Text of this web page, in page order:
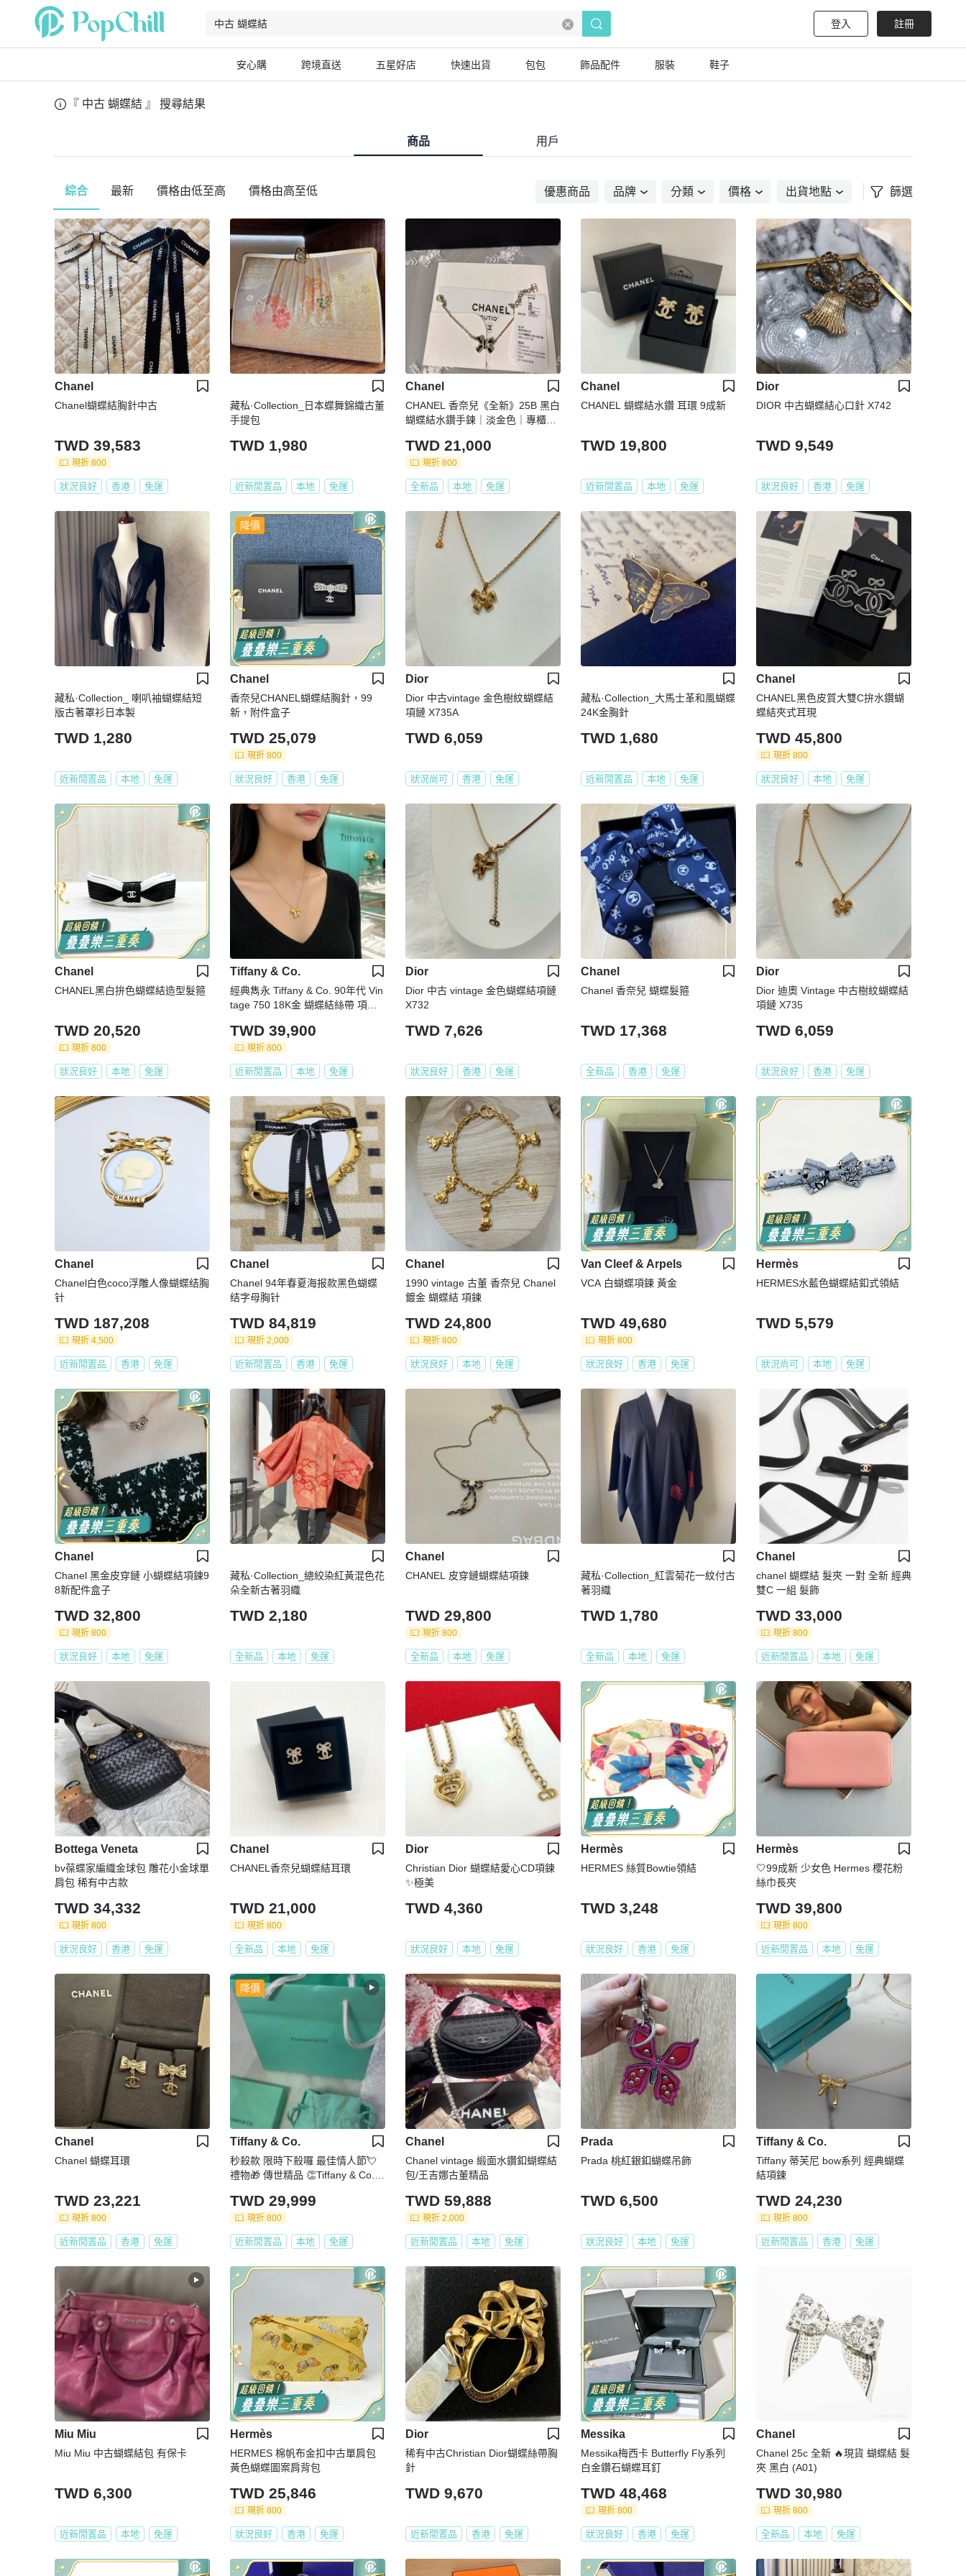
登入 註冊
安心購 跨境直送 五星好店 快速出貨 包包 飾品配件 服裝 鞋子
『 中古 蝴蝶結 』 搜尋結果
商品 用戶
綜合 最新 價格由低至高 價格由高至低 優惠商品 品牌 分類 價格 出貨地點 篩選
Chanel
Chanel蝴蝶結胸針中古
TWD 39,583
現折 800
狀況良好 香港 免運
藏私·Collection_日本蝶舞錦織古董
手提包
TWD 1,980
近新閒置品 本地 免運
Chanel
CHANEL 香奈兒《全新》25B 黑白
蝴蝶結水鑽手鍊｜淡金色｜專櫃購
TWD 21,000
現折 800
全新品 本地 免運
Chanel
CHANEL 蝴蝶結水鑽 耳環 9成新
TWD 19,800
近新閒置品 本地 免運
Dior
DIOR 中古蝴蝶結心口針 X742
TWD 9,549
狀況良好 香港 免運
藏私·Collection_ 喇叭袖蝴蝶結短
版古著罩衫日本製
TWD 1,280
近新閒置品 本地 免運
降價
Chanel
香奈兒CHANEL蝴蝶結胸針，99
新，附件盒子
TWD 25,079
現折 800
狀況良好 香港 免運
Dior
Dior 中古vintage 金色樹紋蝴蝶結
項鏈 X735A
TWD 6,059
狀況尚可 香港 免運
藏私·Collection_大馬士革和風蝴蝶
24K金胸針
TWD 1,680
近新閒置品 本地 免運
Chanel
CHANEL黑色皮質大雙C拚水鑽蝴
蝶結夾式耳現
TWD 45,800
現折 800
狀況良好 本地 免運
Chanel
CHANEL黑白拚色蝴蝶結造型髮箍
TWD 20,520
現折 800
狀況良好 本地 免運
Tiffany & Co.
經典雋永 Tiffany & Co. 90年代 Vin
tage 750 18K金 蝴蝶結絲帶 項鍊
TWD 39,900
現折 800
近新閒置品 本地 免運
Dior
Dior 中古 vintage 金色蝴蝶結項鏈
X732
TWD 7,626
狀況良好 香港 免運
Chanel
Chanel 香奈兒 蝴蝶髮箍
TWD 17,368
全新品 香港 免運
Dior
Dior 迪奧 Vintage 中古樹紋蝴蝶結
項鏈 X735
TWD 6,059
狀況良好 香港 免運
Chanel
Chanel白色coco浮雕人像蝴蝶结胸
针
TWD 187,208
現折 4,500
近新閒置品 香港 免運
Chanel
Chanel 94年春夏海报款黑色蝴蝶
结字母胸针
TWD 84,819
現折 2,000
近新閒置品 香港 免運
Chanel
1990 vintage 古董 香奈兒 Chanel
鍍金 蝴蝶結 項鍊
TWD 24,800
現折 800
狀況良好 本地 免運
Van Cleef & Arpels
VCA 白蝴蝶項鍊 黃金
TWD 49,680
現折 800
狀況良好 香港 免運
Hermès
HERMES水藍色蝴蝶結釦式領結
TWD 5,579
狀況尚可 本地 免運
Chanel
Chanel 黑金皮穿鏈 小蝴蝶結項鍊9
8新配件盒子
TWD 32,800
現折 800
狀況良好 本地 免運
藏私·Collection_總絞染紅黃混色花
朵全新古著羽織
TWD 2,180
全新品 本地 免運
Chanel
CHANEL 皮穿鏈蝴蝶結項鍊
TWD 29,800
現折 800
全新品 本地 免運
藏私·Collection_紅雲菊花一紋付古
著羽織
TWD 1,780
全新品 本地 免運
Chanel
chanel 蝴蝶結 髮夾 一對 全新 經典
雙C 一組 髮飾
TWD 33,000
現折 800
近新閒置品 本地 免運
Bottega Veneta
bv葆蝶家編織金球包 雕花小金球單
肩包 稀有中古款
TWD 34,332
現折 800
狀況良好 香港 免運
Chanel
CHANEL香奈兒蝴蝶結耳環
TWD 21,000
現折 800
全新品 本地 免運
Dior
Christian Dior 蝴蝶結愛心CD項鍊
✨極美
TWD 4,360
狀況良好 本地 免運
Hermès
HERMES 絲質Bowtie領結
TWD 3,248
狀況良好 香港 免運
Hermès
🤍99成新 少女色 Hermes 櫻花粉
絲巾長夾
TWD 39,800
現折 800
近新閒置品 本地 免運
Chanel
Chanel 蝴蝶耳環
TWD 23,221
現折 800
近新閒置品 香港 免運
降價
Tiffany & Co.
秒殺款 限時下殺囉 最佳情人節💘
禮物🎁 傳世精品 👏Tiffany & Co. 1
（絕版品）
TWD 29,999
現折 800
近新閒置品 本地 免運
Chanel
Chanel vintage 緞面水鑽釦蝴蝶結
包/王吉娜古董精品
TWD 59,888
現折 2,000
近新閒置品 本地 免運
Prada
Prada 桃紅銀釦蝴蝶吊飾
TWD 6,500
狀況良好 本地 免運
Tiffany & Co.
Tiffany 蒂芙尼 bow系列 經典蝴蝶
結項鍊
TWD 24,230
現折 800
近新閒置品 香港 免運
Miu Miu
Miu Miu 中古蝴蝶結包 有保卡
TWD 6,300
近新閒置品 本地 免運
Hermès
HERMES 棉帆布金扣中古單肩包
黃色蝴蝶圖案肩背包
TWD 25,846
現折 800
狀況良好 香港 免運
Dior
稀有中古Christian Dior蝴蝶絲帶胸
針
TWD 9,670
近新閒置品 香港 免運
Messika
Messika梅西卡 Butterfly Fly系列
白金鑽石蝴蝶耳釘
TWD 48,468
現折 800
狀況良好 香港 免運
Chanel
Chanel 25c 全新 🔥現貨 蝴蝶結 髮
夾 黑白 (A01)
TWD 30,980
現折 800
全新品 本地 免運